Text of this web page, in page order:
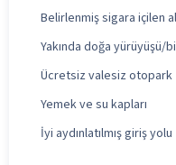
Belirlenmiş sigara içilen
Yakında doğa yürüyüşü/
Ücretsiz valesiz otopark
Yemek ve su kapları
İyi aydınlatılmış giriş yolu